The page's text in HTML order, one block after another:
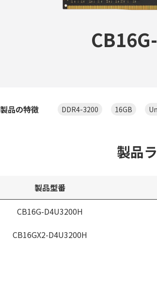
製品の特徴 DDR4-3200 16GB
製品
製品型番
CB16G-D4U3200H
CB16GX2-D4U3200H